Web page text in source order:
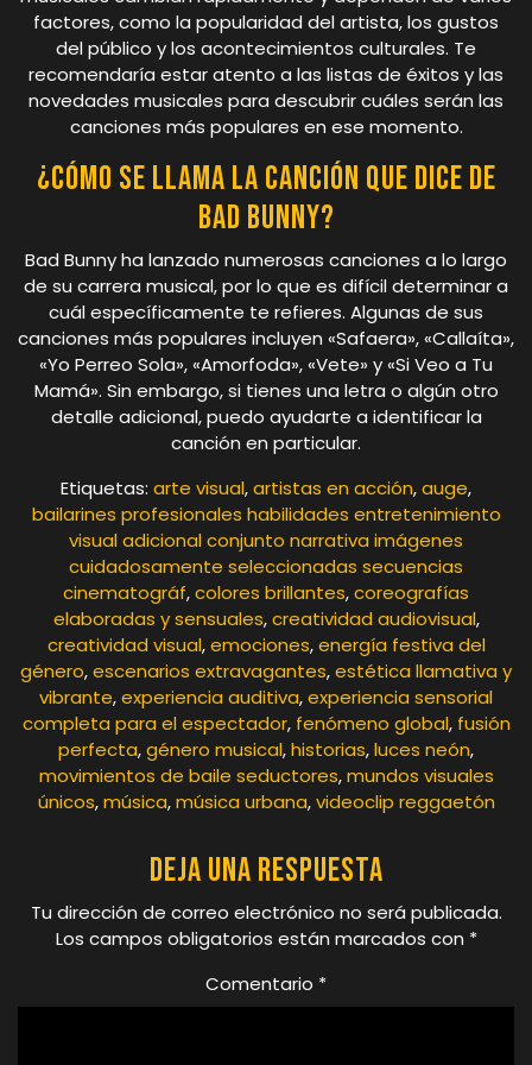
factores, como la popularidad del artista, los gustos
del público y los acontecimientos culturales. Te
recomendaría estar atento a las listas de éxitos y las
novedades musicales para descubrir cuáles serán las
canciones más populares en ese momento.
¿Cómo se llama la canción que dice de
Bad Bunny?
Bad Bunny ha lanzado numerosas canciones a lo largo
de su carrera musical, por lo que es difícil determinar a
cuál específicamente te refieres. Algunas de sus
canciones más populares incluyen «Safaera», «Callaíta»,
«Yo Perreo Sola», «Amorfoda», «Vete» y «Si Veo a Tu
Mamá». Sin embargo, si tienes una letra o algún otro
detalle adicional, puedo ayudarte a identificar la
canción en particular.
Etiquetas: arte visual,artistas en acción,auge,
bailarines profesionales habilidades entretenimiento
visual adicional conjunto narrativa imágenes
cuidadosamente seleccionadas secuencias
cinematográf,colores brillantes,coreografías
elaboradas y sensuales,creatividad audiovisual,
creatividad visual,emociones,energía festiva del
género,escenarios extravagantes,estética llamativa y
vibrante,experiencia auditiva,experiencia sensorial
completa para el espectador, fenómeno global, fusión
perfecta,género musical,historias,luces neón,
movimientos de baile seductores,mundos visuales
únicos,música,música urbana,videoclip reggaetón
Deja una respuesta
Tu dirección de correo electrónico no será publicada.
Los campos obligatorios están marcados con *
Comentario *